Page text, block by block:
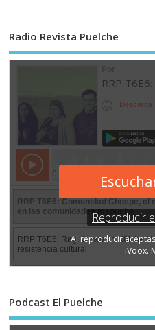
Radio Revista Puelche
Podcast El Puelche